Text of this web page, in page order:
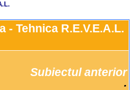
- Tehnica R.E.V.E.A.L.
Subiectul anterior